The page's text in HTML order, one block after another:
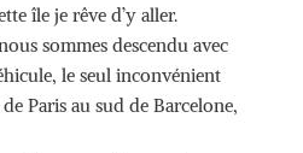
île je rêve d’y aller.
sommes descendu avec
le seul inconvénient
de Paris au sud de Barcelone,